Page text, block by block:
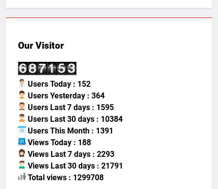
Our Visitor
Users Today : 152
Users Yesterday : 364
Users Last 7 days : 1595
Users Last 30 days : 10384
Users This Month : 1391
Views Today : 188
Views Last 7 days : 2293
Views Last 30 days : 21791
Total views : 1299708